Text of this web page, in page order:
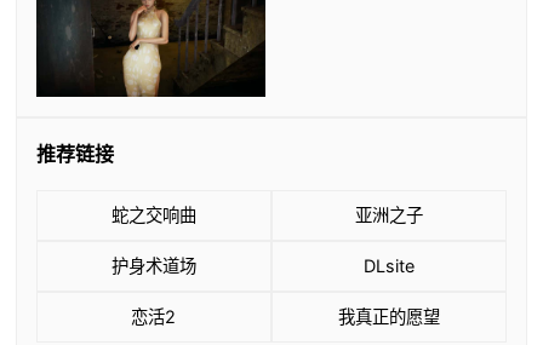
推荐链接
蛇之交响曲 亚洲之子
护身术道场 DLsite
恋活2 我真正的愿望